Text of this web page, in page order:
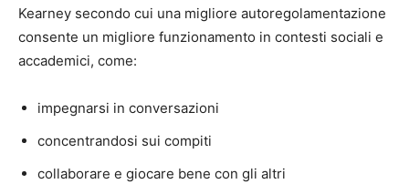
Kearney secondo cui una migliore autoregolamentazione
consente un migliore funzionamento in contesti sociali e
accademici, come:
impegnarsi in conversazioni
concentrandosi sui compiti
collaborare e giocare bene con gli altri